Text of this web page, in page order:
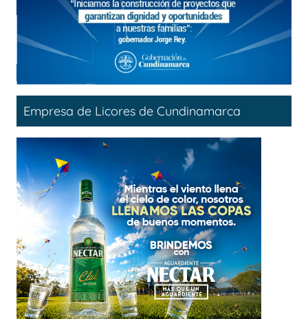
Empresa de Licores de Cundinamarca